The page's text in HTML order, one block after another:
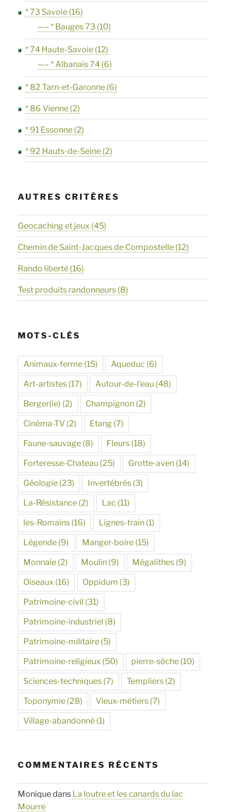
* 73 Savoie (16)
—– * Bauges 73 (10)
* 74 Haute-Savoie (12)
—– * Albanais 74 (6)
* 82 Tarn-et-Garonne (6)
* 86 Vienne (2)
* 91 Essonne (2)
* 92 Hauts-de-Seine (2)
AUTRES CRITÈRES
Geocaching et jeux (45)
Chemin de Saint-Jacques de Compostelle (12)
Rando liberté (16)
Test produits randonneurs (8)
MOTS-CLÉS
Animaux-ferme (15) Aqueduc (6)
Art-artistes (17) Autour-de-l'eau (48)
Berger(ie) (2) Champignon (2)
Cinéma-TV (2) Etang (7)
Faune-sauvage (8) Fleurs (18)
Forteresse-Chateau (25) Grotte-aven (14)
Géologie (23) Invertébrés (3)
La-Résistance (2) Lac (11)
les-Romains (16) Lignes-train (1)
Légende (9) Manger-boire (15)
Monnaie (2) Moulin (9) Mégalithes (9)
Oiseaux (16) Oppidum (3)
Patrimoine-civil (31)
Patrimoine-industriel (8)
Patrimoine-militaire (5)
Patrimoine-religieux (50) pierre-sèche (10)
Sciences-techniques (7) Templiers (2)
Toponymie (28) Vieux-métiers (7)
Village-abandonné (1)
COMMENTAIRES RÉCENTS
Moniquedans La loutre et les canards du lac
Mourre